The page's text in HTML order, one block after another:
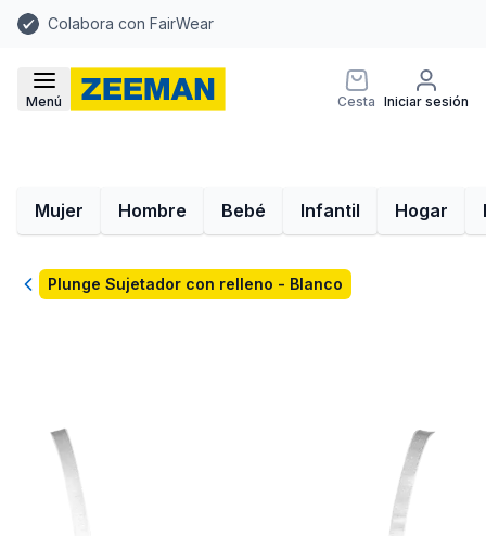
Colabora con FairWear
Menú Cesta Iniciar sesión
Mujer Hombre Bebé Infantil Hogar
VolverPlunge Sujetador con relleno - Blanco